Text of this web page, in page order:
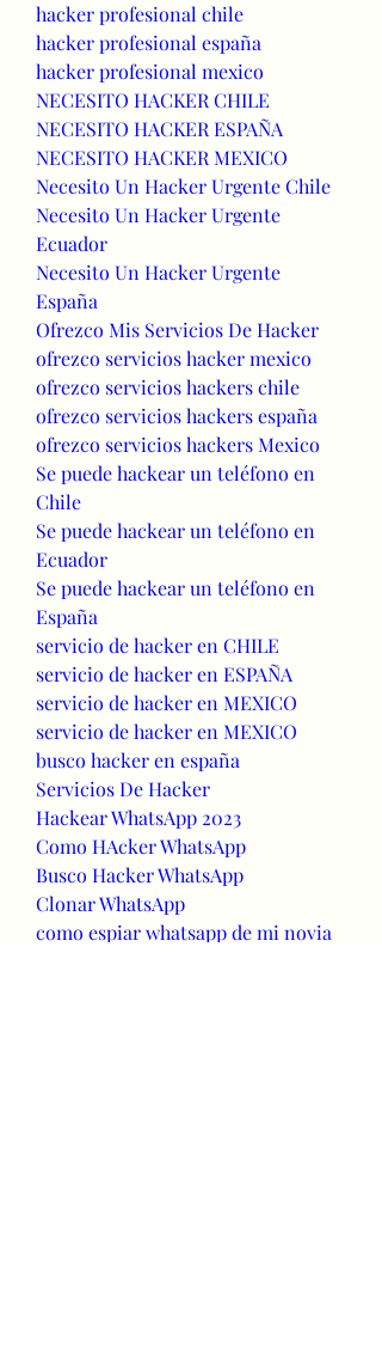
hacker profesional chile
hacker profesional españa
hacker profesional mexico
NECESITO HACKER CHILE
NECESITO HACKER ESPAÑA
NECESITO HACKER MEXICO
Necesito Un Hacker Urgente Chile
Necesito Un Hacker Urgente
Ecuador
Necesito Un Hacker Urgente
España
Ofrezco Mis Servicios De Hacker
ofrezco servicios hacker mexico
ofrezco servicios hackers chile
ofrezco servicios hackers españa
ofrezco servicios hackers Mexico
Se puede hackear un teléfono en
Chile
Se puede hackear un teléfono en
Ecuador
Se puede hackear un teléfono en
España
servicio de hacker en CHILE
servicio de hacker en ESPAÑA
servicio de hacker en MEXICO
servicio de hacker en MEXICO
busco hacker en españa
Servicios De Hacker
Hackear WhatsApp 2023
Como HAcker WhatsApp
Busco Hacker WhatsApp
Clonar WhatsApp
como espiar whatsapp de mi novia